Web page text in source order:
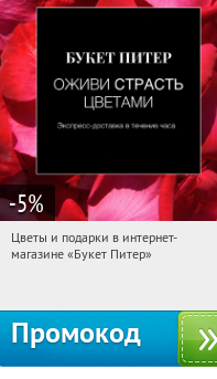
-5%
07:40:22
Получи первым!
Цветы и подарки в интернет-
магазине «Букет Питер»
Промокод